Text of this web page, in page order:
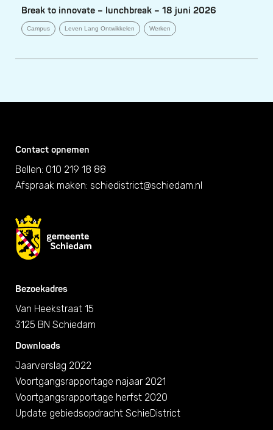
Break to innovate – lunchbreak – 18 juni 2026
Campus Leven Lang Ontwikkelen Werken
Contact opnemen
Bellen: 010 219 18 88
Afspraak maken: schiedistrict@schiedam.nl
Bezoekadres
Van Heekstraat 15
3125 BN Schiedam
Downloads
Jaarverslag 2022
Voortgangsrapportage najaar 2021
Voortgangsrapportage herfst 2020
Update gebiedsopdracht SchieDistrict